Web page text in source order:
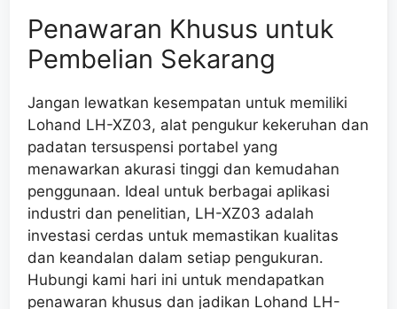
Penawaran Khusus untuk
Pembelian Sekarang
Jangan lewatkan kesempatan untuk memiliki
Lohand LH-XZ03, alat pengukur kekeruhan dan
padatan tersuspensi portabel yang
menawarkan akurasi tinggi dan kemudahan
penggunaan. Ideal untuk berbagai aplikasi
industri dan penelitian, LH-XZ03 adalah
investasi cerdas untuk memastikan kualitas
dan keandalan dalam setiap pengukuran.
Hubungi kami hari ini untuk mendapatkan
penawaran khusus dan jadikan Lohand LH-